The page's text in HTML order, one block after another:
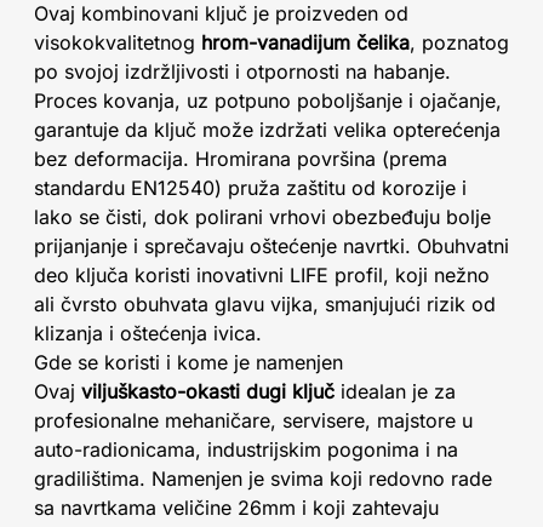
Ovaj kombinovani ključ je proizveden od
visokokvalitetnog hrom-vanadijum čelika, poznatog
po svojoj izdržljivosti i otpornosti na habanje.
Proces kovanja, uz potpuno poboljšanje i ojačanje,
garantuje da ključ može izdržati velika opterećenja
bez deformacija. Hromirana površina (prema
standardu EN12540) pruža zaštitu od korozije i
lako se čisti, dok polirani vrhovi obezbeđuju bolje
prijanjanje i sprečavaju oštećenje navrtki. Obuhvatni
deo ključa koristi inovativni LIFE profil, koji nežno
ali čvrsto obuhvata glavu vijka, smanjujući rizik od
klizanja i oštećenja ivica.
Gde se koristi i kome je namenjen
Ovaj viljuškasto-okasti dugi ključ idealan je za
profesionalne mehaničare, servisere, majstore u
auto-radionicama, industrijskim pogonima i na
gradilištima. Namenjen je svima koji redovno rade
sa navrtkama veličine 26mm i koji zahtevaju